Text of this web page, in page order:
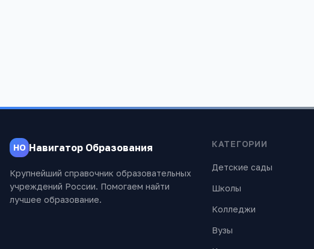
НО Навигатор Образования
Крупнейший справочник образовательных
учреждений России. Помогаем найти
лучшее образование.
КАТЕГОРИИ
Детские сады
Школы
Колледжи
Вузы